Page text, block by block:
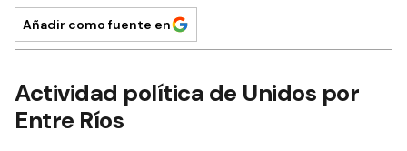
Añadir como fuente en
Actividad política de Unidos por
Entre Ríos